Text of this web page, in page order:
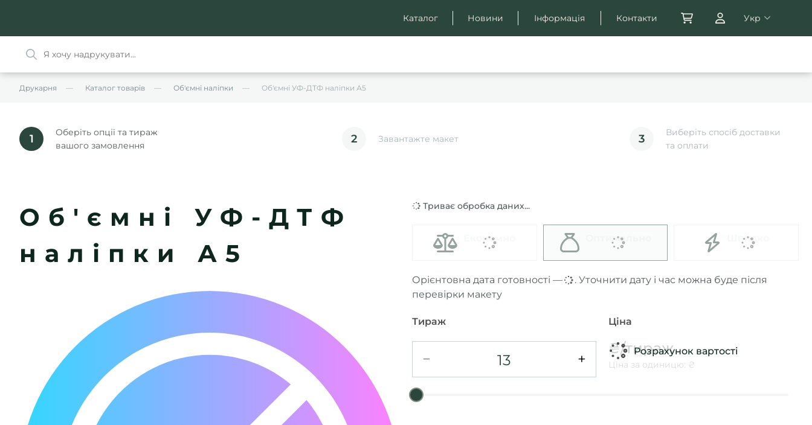
Каталог Новини Інформація Контакти Укр
Друкарня Каталог товарів Об'ємні наліпки Об'ємні УФ-ДТФ наліпки А5
1
Оберіть опції та тираж
вашого замовлення
2 Завантажте макет 3
Виберіть спосіб доставки
та оплати
Об'ємні УФ-ДТФ
наліпки А5
Триває обробка даних...
Економно Оптимально Швидко
Орієнтовна дата готовності —.... Уточнити дату і час можна буде після
перевірки макету
Тираж
− +
Ціна
Розрахунок вартості
₴/тираж
Ціна за одиницю: ₴